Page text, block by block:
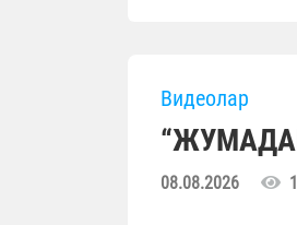
Видеолар
08.08.2026